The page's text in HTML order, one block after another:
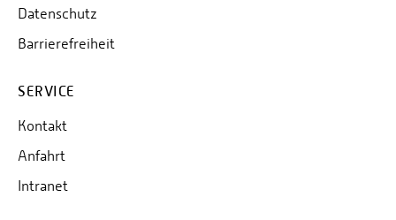
Datenschutz
Barrierefreiheit
SERVICE
Kontakt
Anfahrt
Intranet